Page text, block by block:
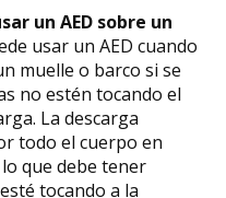
un AED sobre un
usar un AED cuando
muelle o barco si se
no estén tocando el
La descarga
todo el cuerpo en
que debe tener
tocando a la